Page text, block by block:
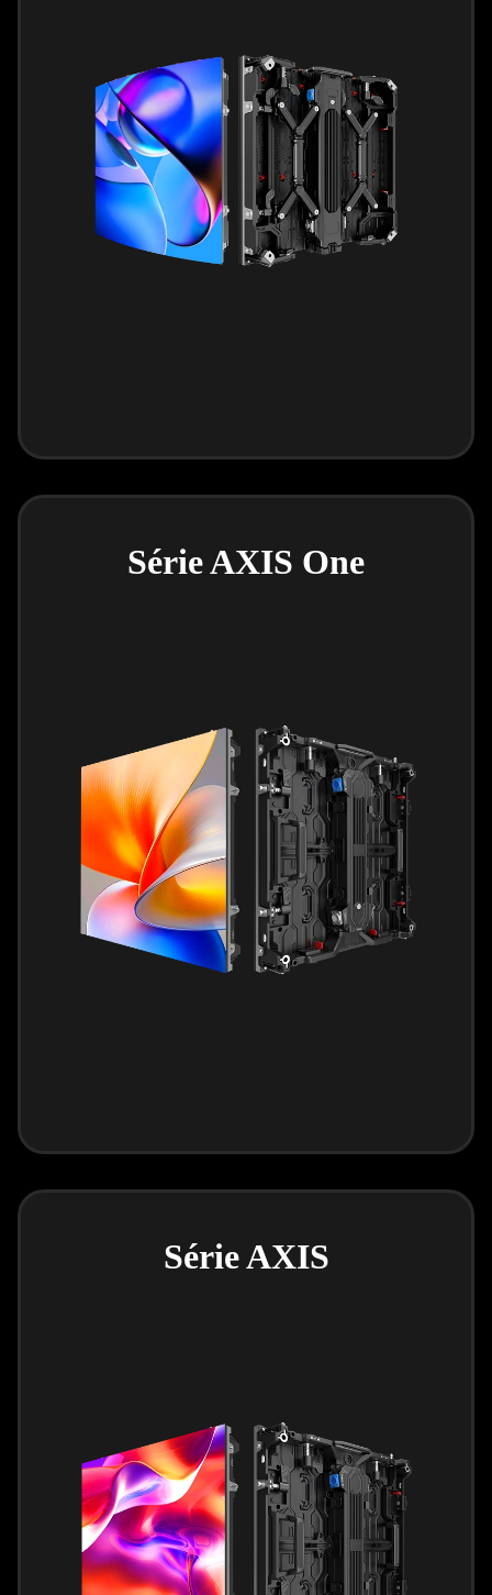
Série AXIS One
Série AXIS